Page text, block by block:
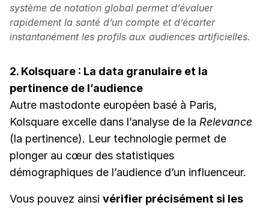
système de notation global permet d’évaluer
rapidement la santé d’un compte et d’écarter
instantanément les profils aux audiences artificielles.
2. Kolsquare : La data granulaire et la
pertinence de l’audience
Autre mastodonte européen basé à Paris,
Kolsquare excelle dans l’analyse de la Relevance
(la pertinence). Leur technologie permet de
plonger au cœur des statistiques
démographiques de l’audience d’un influenceur.
Vous pouvez ainsi vérifier précisément si les